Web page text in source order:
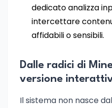
dedicato analizza
intercettare
affidabili o sensibili.
Dalle radici di
versione
Il sistema non nasce